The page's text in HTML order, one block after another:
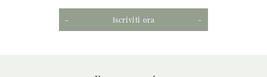
Iscriviti ora